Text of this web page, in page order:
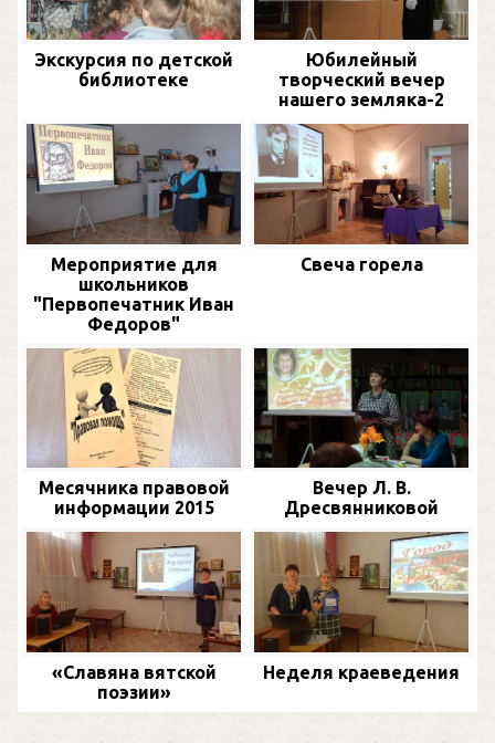
Экскурсия по детской
библиотеке
Юбилейный
творческий вечер
нашего земляка-2
Мероприятие для
школьников
"Первопечатник Иван
Федоров"
Свеча горела
Месячника правовой
информации 2015
Вечер Л. В.
Дресвянниковой
«Славяна вятской
поэзии»
Неделя краеведения